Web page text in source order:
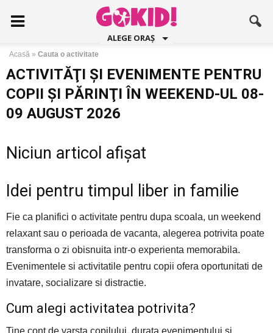
ALEGE ORAȘ
Acasă » Cauta o activitate
ACTIVITĂŢI ŞI EVENIMENTE PENTRU
COPII ŞI PĂRINŢI ÎN WEEKEND-UL 08-
09 AUGUST 2026
Niciun articol afișat
Idei pentru timpul liber in familie
Fie ca planifici o activitate pentru dupa scoala, un weekend
relaxant sau o perioada de vacanta, alegerea potrivita poate
transforma o zi obisnuita intr-o experienta memorabila.
Evenimentele si activitatile pentru copii ofera oportunitati de
invatare, socializare si distractie.
Cum alegi activitatea potrivita?
Tine cont de varsta copilului, durata evenimentului si